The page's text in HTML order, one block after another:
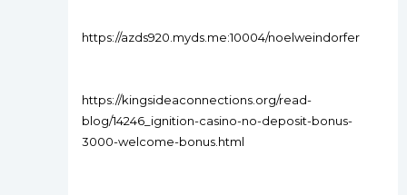
https://azds920.myds.me:10004/noelweindorfer
https://kingsideaconnections.org/read-
blog/14246_ignition-casino-no-deposit-bonus-
3000-welcome-bonus.html